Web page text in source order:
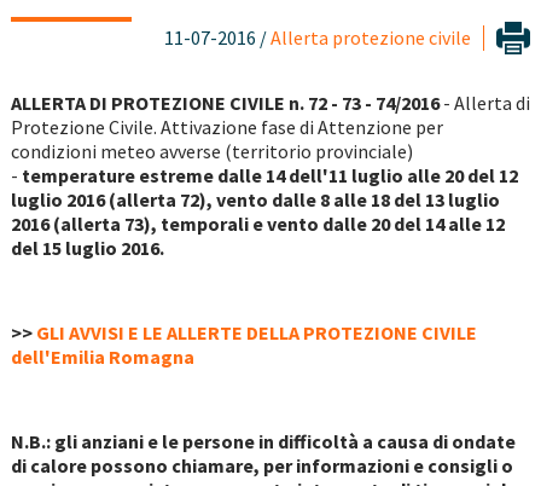
11-07-2016 /Allerta protezione civile
ALLERTA DI PROTEZIONE CIVILE n. 72 - 73 - 74/2016- Allerta di
Protezione Civile. Attivazione fase di Attenzione per
condizioni meteo avverse (territorio provinciale)
- temperature estreme dalle 14 dell'11 luglio alle 20 del 12
luglio 2016 (allerta 72), vento dalle 8 alle 18 del 13 luglio
2016 (allerta 73), temporali e vento dalle 20 del 14 alle 12
del 15 luglio 2016.
>> GLI AVVISI E LE ALLERTE DELLA PROTEZIONE CIVILE
dell'Emilia Romagna
N.B.: gli anziani e le persone in difficoltà a causa di ondate
di calore possono chiamare, per informazioni e consigli o